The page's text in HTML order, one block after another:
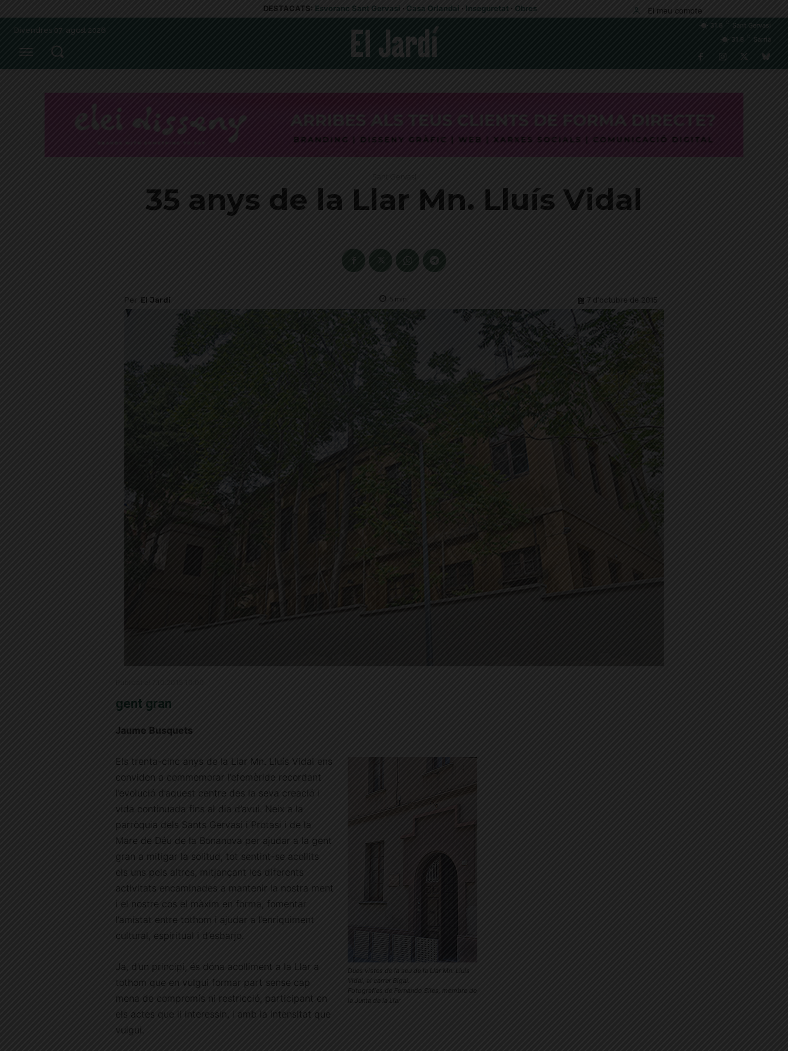
DESTACATS: Esvoranc Sant Gervasi · Casa Orlandai · Inseguretat · Obres El meu compte
Divendres 07, agost 2026
31.8
Sant Gervasi
31.8
Sarrià
35 anys de la Llar Mn. Lluís Vidal
Per El Jardí 5 min. 7 d'octubre de 2015
gent gran
Jaume Busquets
Dues vistes de la seu de la Llar Mn. Lluís
Vidal, al carrer Bigai.
Fotografies de Fernando Siles, membre de
la Junta de la Llar
Els trenta-cinc anys de la Llar Mn. Lluís Vidal ens
conviden a commemorar l’efemèride recordant
l’evolució d’aquest centre des la seva creació i
vida continuada fins al dia d’avui. Neix a la
parròquia dels Sants Gervasi i Protasi i de la
Mare de Déu de la Bonanova per ajudar a la gent
gran a mitigar la solitud, tot sentint-se acollits
els uns pels altres, mitjançant les diferents
activitats encaminades a mantenir la nostra ment
i el nostre cos el màxim en forma, fomentar
l’amistat entre tothom i ajudar a l’enriquiment
cultural, espiritual i d’esbarjo.
Ja, d’un principi, és dóna acolliment a la Llar a
tothom que en vulgui formar part sense cap
mena de compromís ni restricció, participant en
els actes que li interessin, i amb la intensitat que
vulgui.